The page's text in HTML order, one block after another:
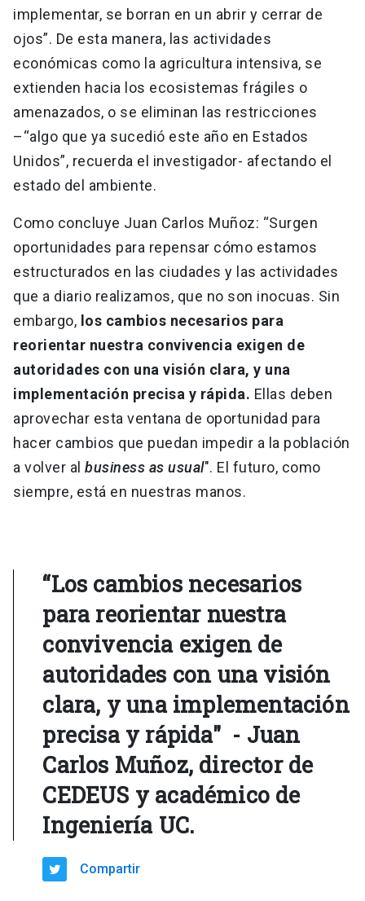
implementar, se borran en un abrir y cerrar de
ojos”. De esta manera, las actividades
económicas como la agricultura intensiva, se
extienden hacia los ecosistemas frágiles o
amenazados, o se eliminan las restricciones
–“algo que ya sucedió este año en Estados
Unidos”, recuerda el investigador- afectando el
estado del ambiente.
Como concluye Juan Carlos Muñoz: “Surgen
oportunidades para repensar cómo estamos
estructurados en las ciudades y las actividades
que a diario realizamos, que no son inocuas. Sin
embargo, los cambios necesarios para
reorientar nuestra convivencia exigen de
autoridades con una visión clara, y una
implementación precisa y rápida. Ellas deben
aprovechar esta ventana de oportunidad para
hacer cambios que puedan impedir a la población
a volver al business as usual". El futuro, como
siempre, está en nuestras manos.
“Los cambios necesarios
para reorientar nuestra
convivencia exigen de
autoridades con una visión
clara, y una implementación
precisa y rápida" - Juan
Carlos Muñoz, director de
CEDEUS y académico de
Ingeniería UC.
Compartir